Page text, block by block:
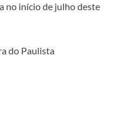
no início de julho deste
do Paulista